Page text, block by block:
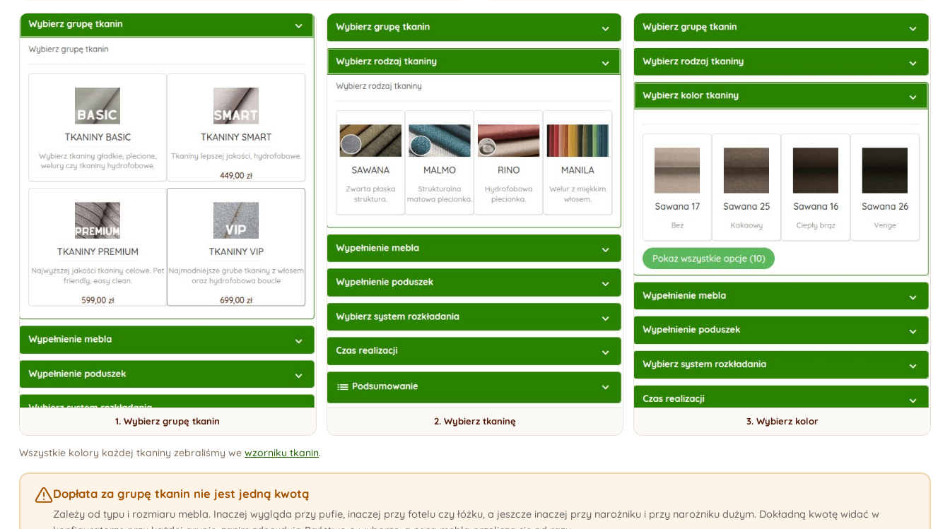
1. Wybierz grupę tkanin 2. Wybierz tkaninę 3. Wybierz kolor
Wszystkie kolory każdej tkaniny zebraliśmy we wzorniku tkanin.
Dopłata za grupę tkanin nie jest jedną kwotą
Zależy od typu i rozmiaru mebla. Inaczej wygląda przy pufie, inaczej przy fotelu czy łóżku, a jeszcze inaczej przy narożniku i przy narożniku dużym. Dokładną kwotę widać w